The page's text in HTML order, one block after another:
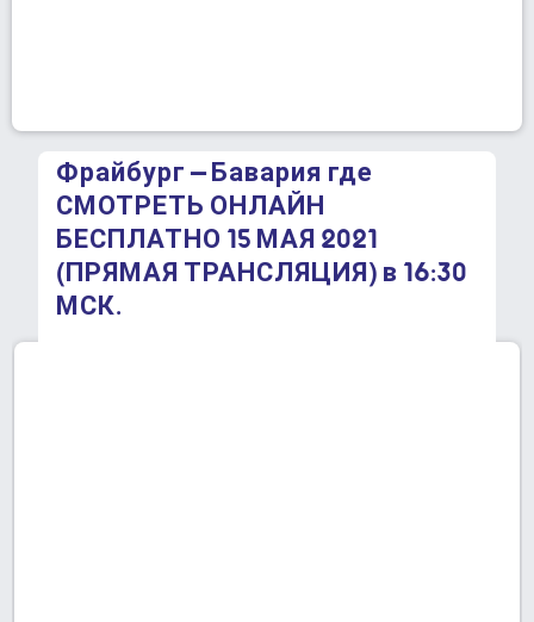
Фрайбург – Бавария где
СМОТРЕТЬ ОНЛАЙН
БЕСПЛАТНО 15 МАЯ 2021
(ПРЯМАЯ ТРАНСЛЯЦИЯ) в 16:30
МСК.